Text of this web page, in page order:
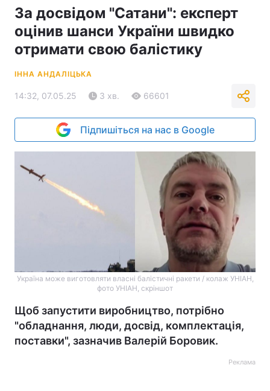
За досвідом "Сатани": експерт
оцінив шанси України швидко
отримати свою балістику
ІННА АНДАЛІЦЬКА
14:32, 07.05.25 3 хв. 66601
Підпишіться на нас в Google
Україна може виготовляти власні балістичні ракети / колаж УНІАН,
фото УНІАН, скріншот
Щоб запустити виробництво, потрібно
"обладнання, люди, досвід, комплектація,
поставки", зазначив Валерій Боровик.
Реклама